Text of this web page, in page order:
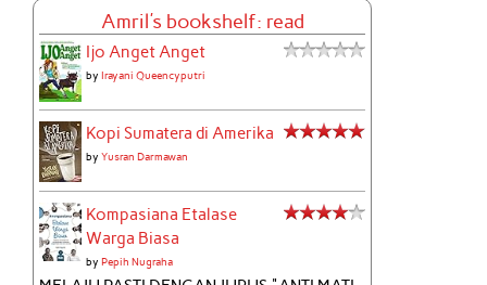
Amril's bookshelf: read
Ijo Anget Anget
byIrayani Queencyputri
Kopi Sumatera di Amerika
byYusran Darmawan
Kompasiana Etalase
Warga Biasa
byPepih Nugraha